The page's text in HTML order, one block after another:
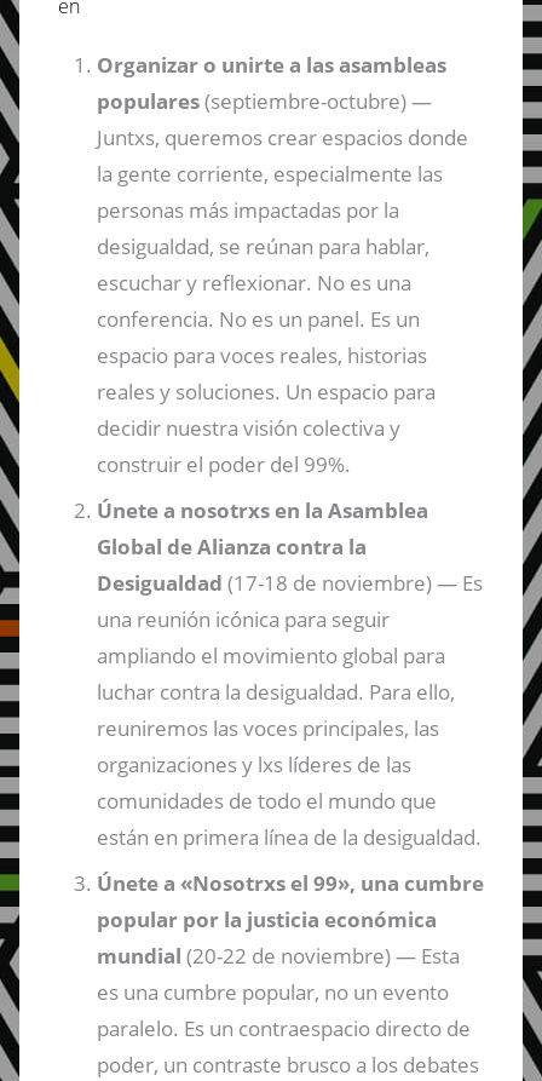
en
Organizar o unirte a las asambleas
populares(septiembre-octubre) —
Juntxs, queremos crear espacios donde
la gente corriente, especialmente las
personas más impactadas por la
desigualdad, se reúnan para hablar,
escuchar y reflexionar. No es una
conferencia. No es un panel. Es un
espacio para voces reales, historias
reales y soluciones. Un espacio para
decidir nuestra visión colectiva y
construir el poder del 99%.
Únete a nosotrxs en la Asamblea
Global de Alianza contra la
Desigualdad (17-18 de noviembre) — Es
una reunión icónica para seguir
ampliando el movimiento global para
luchar contra la desigualdad. Para ello,
reuniremos las voces principales, las
organizaciones y lxs líderes de las
comunidades de todo el mundo que
están en primera línea de la desigualdad.
Únete a «Nosotrxs el 99», una cumbre
popular por la justicia económica
mundial (20-22 de noviembre) — Esta
es una cumbre popular, no un evento
paralelo. Es un contraespacio directo de
poder, un contraste brusco a los debates